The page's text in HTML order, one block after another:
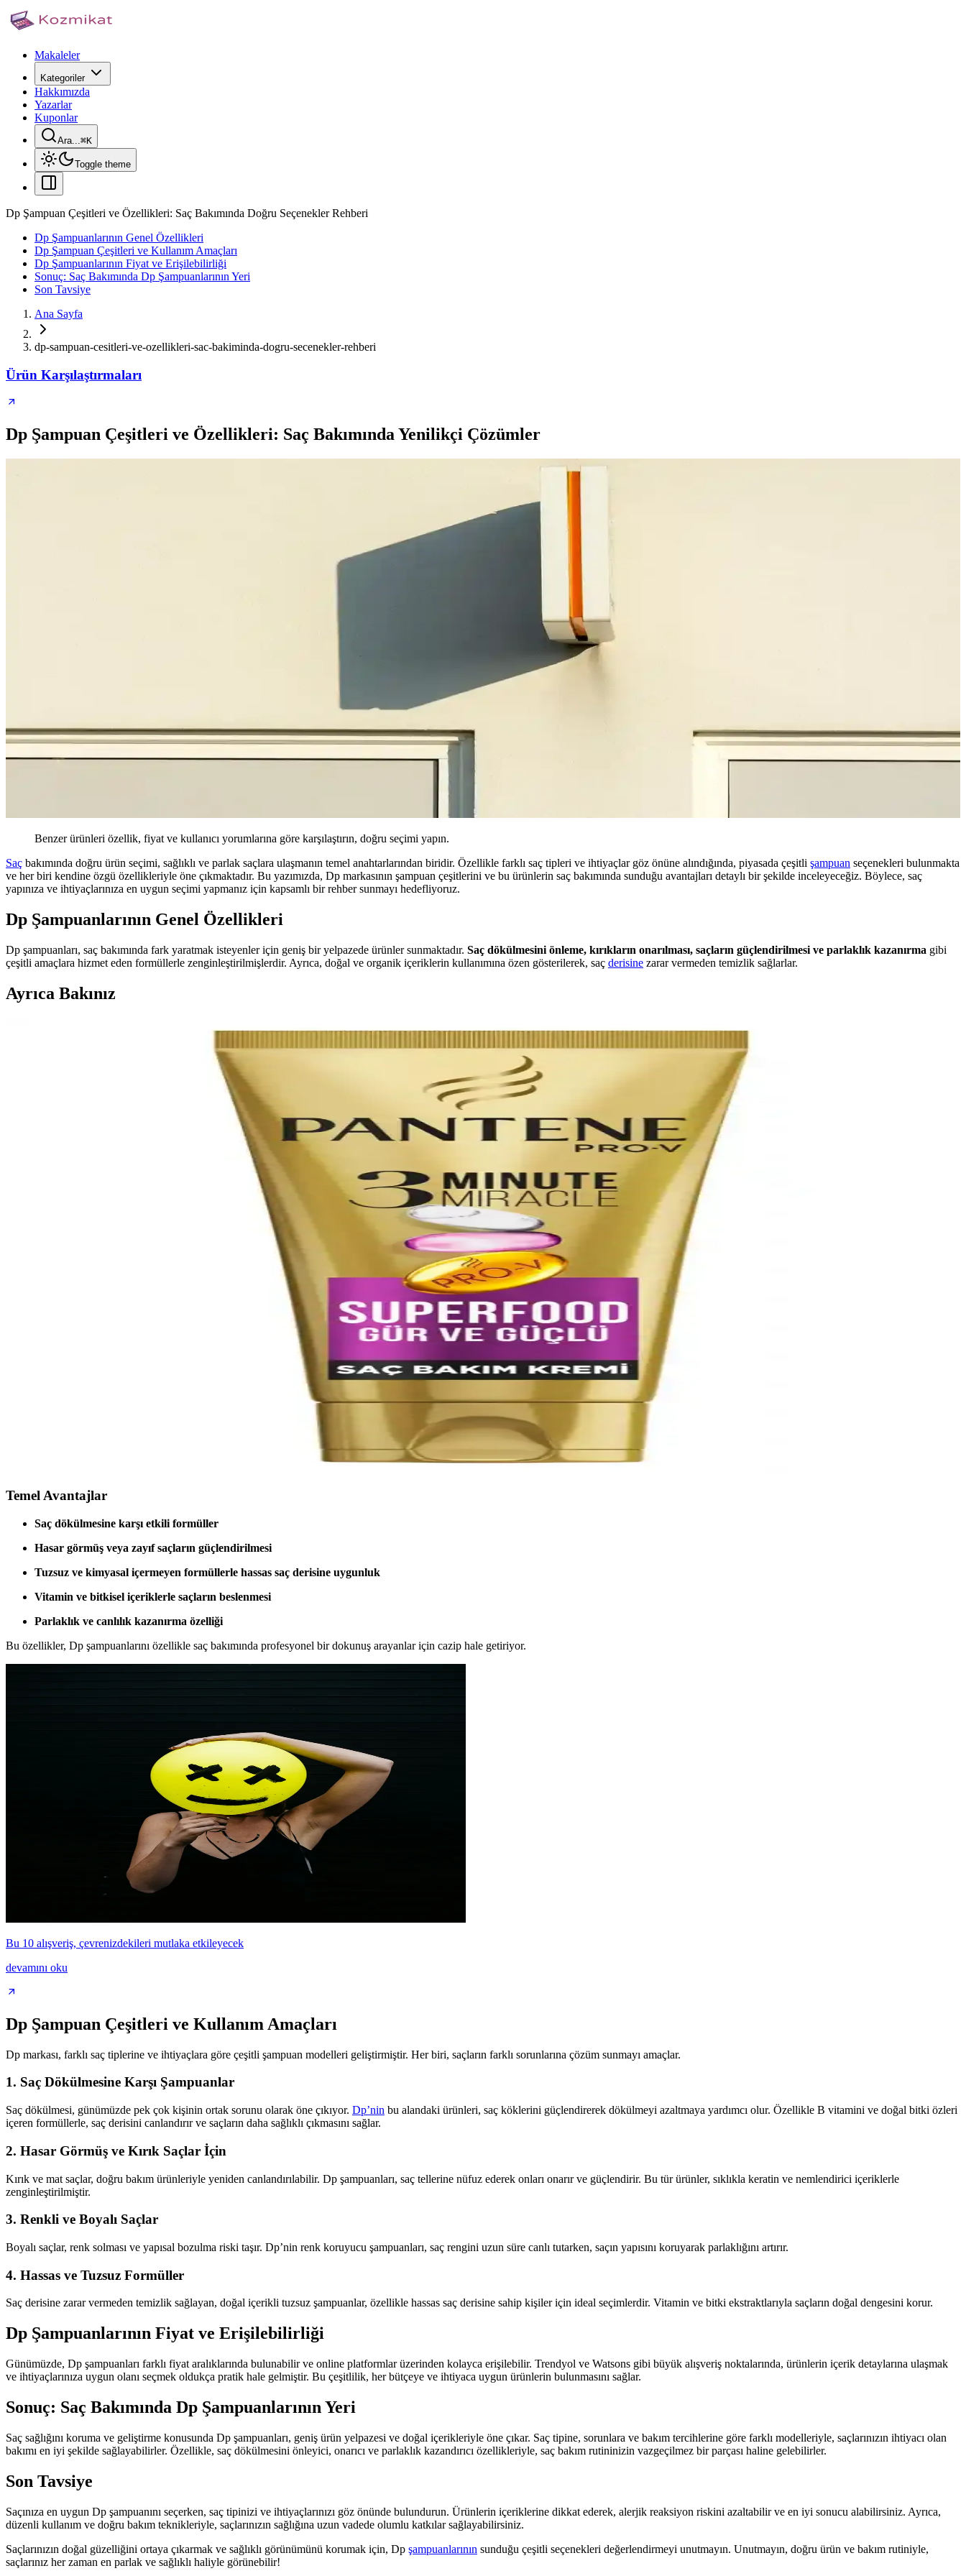
Makaleler
Kategoriler
Hakkımızda
Yazarlar
Kuponlar
Ara...⌘K
Toggle theme
Dp Şampuan Çeşitleri ve Özellikleri: Saç Bakımında Doğru Seçenekler Rehberi
Dp Şampuanlarının Genel Özellikleri
Dp Şampuan Çeşitleri ve Kullanım Amaçları
Dp Şampuanlarının Fiyat ve Erişilebilirliği
Sonuç: Saç Bakımında Dp Şampuanlarının Yeri
Son Tavsiye
Ana Sayfa
dp-sampuan-cesitleri-ve-ozellikleri-sac-bakiminda-dogru-secenekler-rehberi
Ürün Karşılaştırmaları
Dp Şampuan Çeşitleri ve Özellikleri: Saç Bakımında Yenilikçi Çözümler
Benzer ürünleri özellik, fiyat ve kullanıcı yorumlarına göre karşılaştırın, doğru seçimi yapın.
Saç bakımında doğru ürün seçimi, sağlıklı ve parlak saçlara ulaşmanın temel anahtarlarından biridir. Özellikle farklı saç tipleri ve ihtiyaçlar göz önüne alındığında, piyasada çeşitli şampuan seçenekleri bulunmakta
ve her biri kendine özgü özellikleriyle öne çıkmaktadır. Bu yazımızda, Dp markasının şampuan çeşitlerini ve bu ürünlerin saç bakımında sunduğu avantajları detaylı bir şekilde inceleyeceğiz. Böylece, saç
yapınıza ve ihtiyaçlarınıza en uygun seçimi yapmanız için kapsamlı bir rehber sunmayı hedefliyoruz.
Dp Şampuanlarının Genel Özellikleri
Dp şampuanları, saç bakımında fark yaratmak isteyenler için geniş bir yelpazede ürünler sunmaktadır. Saç dökülmesini önleme, kırıkların onarılması, saçların güçlendirilmesi ve parlaklık kazanırma gibi
çeşitli amaçlara hizmet eden formüllerle zenginleştirilmişlerdir. Ayrıca, doğal ve organik içeriklerin kullanımına özen gösterilerek, saç derisine zarar vermeden temizlik sağlarlar.
Ayrıca Bakınız
Asya güzellik ürünleri, gözden saça, cilt bakımından doğal yöntemlere kadar yenilikçi ve etkili çözümler sunar. Geleneksel ve modern ürünlerin birleşimi, farklı bakım ihtiyaçlarına hitap eder.
Saç Açıcı Kullanımının Saç Sağlığına Etkileri ve Etkili Bakım Yöntemleri
Saç açıcılar, saçın yapısal bağlarını zayıflatarak kırılganlığa yol açar. Bond onarıcılar hasarı tamamen gideremez, ancak saçın görünümünü iyileştirir. Profesyonel uygulama ve düzenli bakım önemlidir.
Unove Deep Damage Treatment Ex: Kalın ve Ağartılmış Saçlar İçin Derinlemesine Bakım Ürünü
Unove Deep Damage Treatment Ex, kalın ve ağartılmış saçlar için yoğun bakım sunar. Ürün saçları yumuşatır, nemlendirir ve kabarmayı azaltır. İnce saçlarda ağırlaşma yapabilir, kullanımda dikkat gerektirir.
Çift Şampuanlama Yönteminin Saç Temizliğinde Bilimsel Değerlendirmesi ve Uygulama Rehberi
Çift şampuanlama, saç ve saç derisindeki kalıntıları temizlemek için şampuanın iki kez uygulanmasıdır. Ancak gerekliliği saçın durumu ve temizleme ihtiyacına bağlıdır. İlk yıkama genellikle yeterlidir.
Saç Porozitesi: Kutikül Hasarı, Çevresel Etkiler ve pH Değerinin Bilimsel İncelemesi
Saç porozitesi, kutikül tabakasının hasar durumu ve su emme kapasitesiyle ilişkilidir. Çevresel etkiler ve yaşlanma saçın yapısını değiştirirken, pH'nın etkisi henüz netleşmemiştir. Kutikülün korunması önemlidir.
Kaminomoto Super Strength Hair Serum Gold: Saç Sağlığı ve Kullanıcı Yorumları İncelemesi
Kaminomoto Super Strength Hair Serum Gold, saç dökülmesini azaltma ve saç sağlığını iyileştirme amacıyla kullanılan bir serumdur. Kullanıcı deneyimleri olumlu ve olumsuz görüşler içermektedir.
Yeni Piercinglerde Bebek Tüylerinin Kontrolü ve Bakım Yöntemleri
Yeni piercinglerde bebek tüylerinin piercinglere takılması ağrı ve rahatsızlık yaratabilir. Jel, saç spreyi, tokalar ve hassas bakım ürünleriyle tüylerin kontrolü sağlanabilir, piercinglerin zarar görmesi önlenir.
Saç Bakımında Güçlü Formüller ve Aktif İçeriklerin Kullanımı
Saç bakımında güçlü formüller ve aktif içeriklerin önemi, içerik yapısı ve kullanım önerileriyle saç sağlığını koruma ve güçlendirme yollarını anlatıyoruz.
Temel Avantajlar
Saç dökülmesine karşı etkili formüller
Hasar görmüş veya zayıf saçların güçlendirilmesi
Tuzsuz ve kimyasal içermeyen formüllerle hassas saç derisine uygunluk
Vitamin ve bitkisel içeriklerle saçların beslenmesi
Parlaklık ve canlılık kazanırma özelliği
Bu özellikler, Dp şampuanlarını özellikle saç bakımında profesyonel bir dokunuş arayanlar için cazip hale getiriyor.
Bu 10 alışveriş, çevrenizdekileri mutlaka etkileyecek
devamını oku
Dp Şampuan Çeşitleri ve Kullanım Amaçları
Dp markası, farklı saç tiplerine ve ihtiyaçlara göre çeşitli şampuan modelleri geliştirmiştir. Her biri, saçların farklı sorunlarına çözüm sunmayı amaçlar.
1. Saç Dökülmesine Karşı Şampuanlar
Saç dökülmesi, günümüzde pek çok kişinin ortak sorunu olarak öne çıkıyor. Dp’nin bu alandaki ürünleri, saç köklerini güçlendirerek dökülmeyi azaltmaya yardımcı olur. Özellikle B vitamini ve doğal bitki özleri
içeren formüllerle, saç derisini canlandırır ve saçların daha sağlıklı çıkmasını sağlar.
2. Hasar Görmüş ve Kırık Saçlar İçin
Kırık ve mat saçlar, doğru bakım ürünleriyle yeniden canlandırılabilir. Dp şampuanları, saç tellerine nüfuz ederek onları onarır ve güçlendirir. Bu tür ürünler, sıklıkla keratin ve nemlendirici içeriklerle
zenginleştirilmiştir.
3. Renkli ve Boyalı Saçlar
Boyalı saçlar, renk solması ve yapısal bozulma riski taşır. Dp’nin renk koruyucu şampuanları, saç rengini uzun süre canlı tutarken, saçın yapısını koruyarak parlaklığını artırır.
4. Hassas ve Tuzsuz Formüller
Saç derisine zarar vermeden temizlik sağlayan, doğal içerikli tuzsuz şampuanlar, özellikle hassas saç derisine sahip kişiler için ideal seçimlerdir. Vitamin ve bitki ekstraktlarıyla saçların doğal dengesini korur.
Dp Şampuanlarının Fiyat ve Erişilebilirliği
Günümüzde, Dp şampuanları farklı fiyat aralıklarında bulunabilir ve online platformlar üzerinden kolayca erişilebilir. Trendyol ve Watsons gibi büyük alışveriş noktalarında, ürünlerin içerik detaylarına ulaşmak
ve ihtiyaçlarınıza uygun olanı seçmek oldukça pratik hale gelmiştir. Bu çeşitlilik, her bütçeye ve ihtiyaca uygun ürünlerin bulunmasını sağlar.
Sonuç: Saç Bakımında Dp Şampuanlarının Yeri
Saç sağlığını koruma ve geliştirme konusunda Dp şampuanları, geniş ürün yelpazesi ve doğal içerikleriyle öne çıkar. Saç tipine, sorunlara ve bakım tercihlerine göre farklı modelleriyle, saçlarınızın ihtiyacı olan
bakımı en iyi şekilde sağlayabilirler. Özellikle, saç dökülmesini önleyici, onarıcı ve parlaklık kazandırıcı özellikleriyle, saç bakım rutininizin vazgeçilmez bir parçası haline gelebilirler.
Son Tavsiye
Saçınıza en uygun Dp şampuanını seçerken, saç tipinizi ve ihtiyaçlarınızı göz önünde bulundurun. Ürünlerin içeriklerine dikkat ederek, alerjik reaksiyon riskini azaltabilir ve en iyi sonucu alabilirsiniz. Ayrıca,
düzenli kullanım ve doğru bakım teknikleriyle, saçlarınızın sağlığına uzun vadede olumlu katkılar sağlayabilirsiniz.
Saçlarınızın doğal güzelliğini ortaya çıkarmak ve sağlıklı görünümünü korumak için, Dp şampuanlarının sunduğu çeşitli seçenekleri değerlendirmeyi unutmayın. Unutmayın, doğru ürün ve bakım rutiniyle,
saçlarınız her zaman en parlak ve sağlıklı haliyle görünebilir!